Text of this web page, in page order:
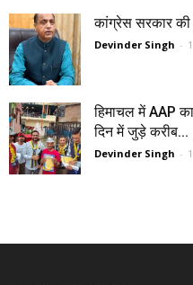
कांग्रेस सरकार की
Devinder Singh -
हिमाचल में AAP
दिन में जुड़े करीब...
Devinder Singh -